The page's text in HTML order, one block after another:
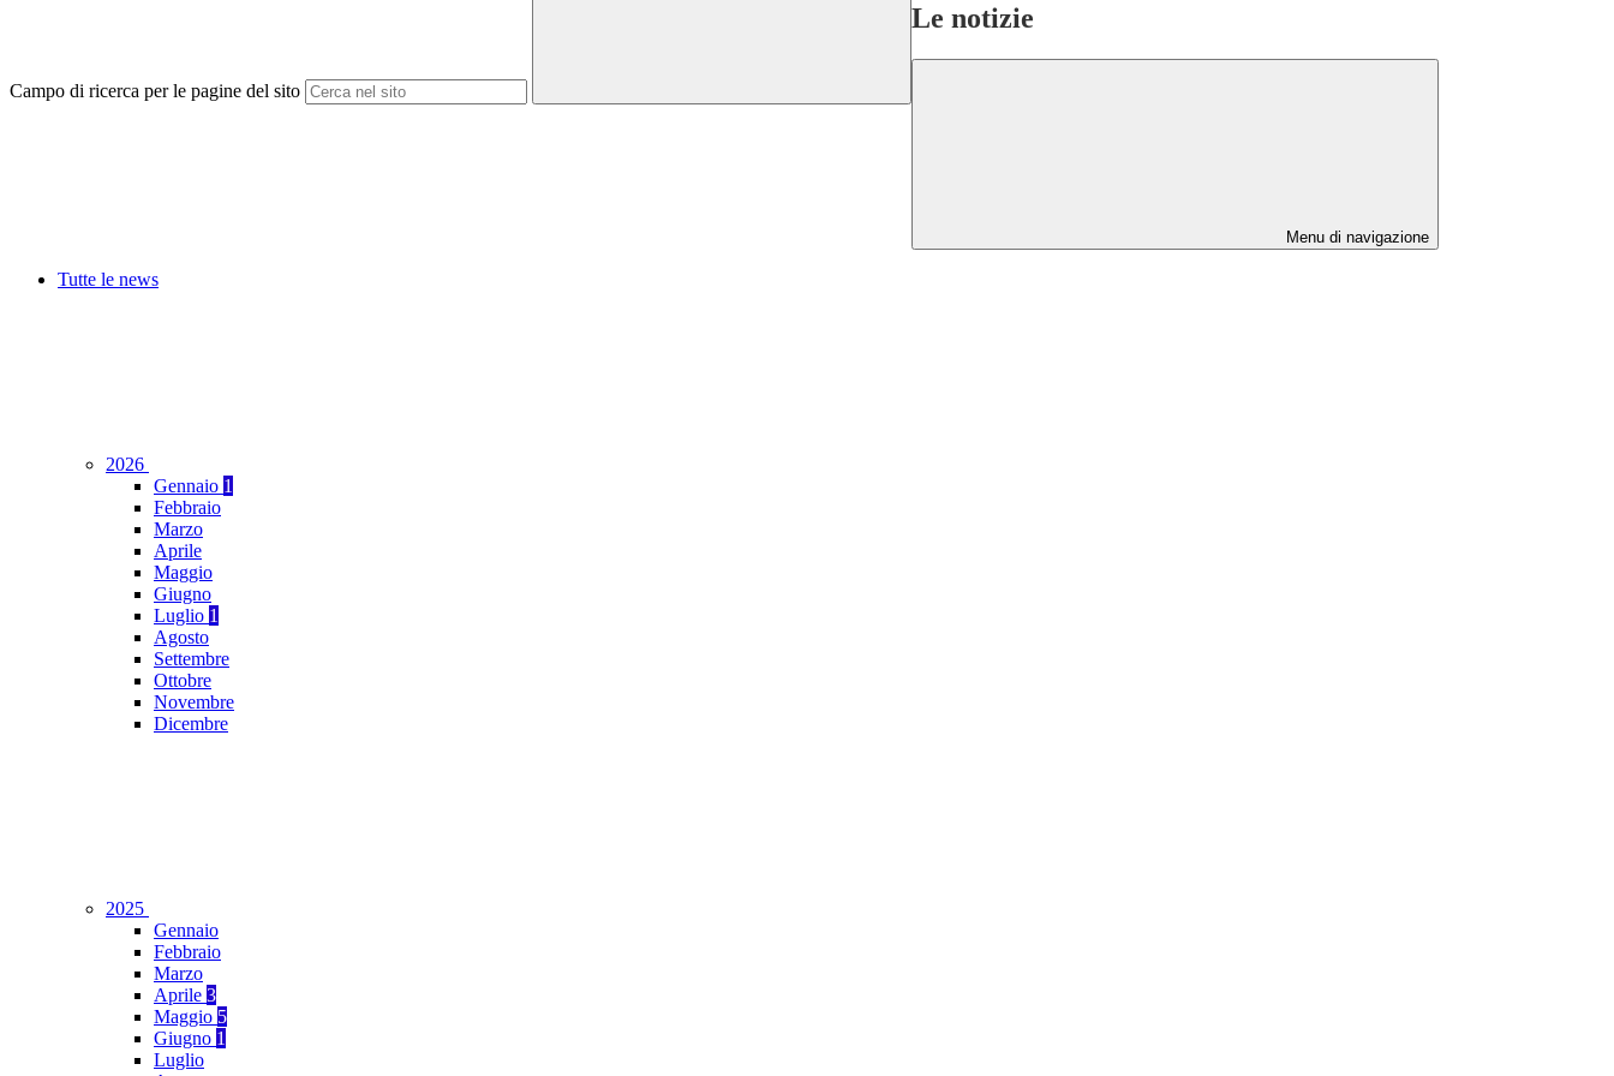
Campo di ricerca per le pagine del sito
Le notizie
Menu di navigazione
Tutte le news
2026
Gennaio 1
Febbraio
Marzo
Aprile
Maggio
Giugno
Luglio 1
Agosto
Settembre
Ottobre
Novembre
Dicembre
2025
Gennaio
Febbraio
Marzo
Aprile 3
Maggio 5
Giugno 1
Luglio